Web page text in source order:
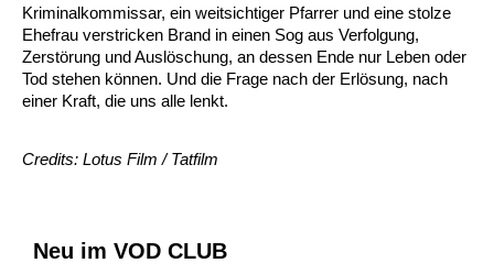
Kriminalkommissar, ein weitsichtiger Pfarrer und eine stolze
Ehefrau verstricken Brand in einen Sog aus Verfolgung,
Zerstörung und Auslöschung, an dessen Ende nur Leben oder
Tod stehen können. Und die Frage nach der Erlösung, nach
einer Kraft, die uns alle lenkt.
Credits: Lotus Film / Tatfilm
Neu im VOD CLUB